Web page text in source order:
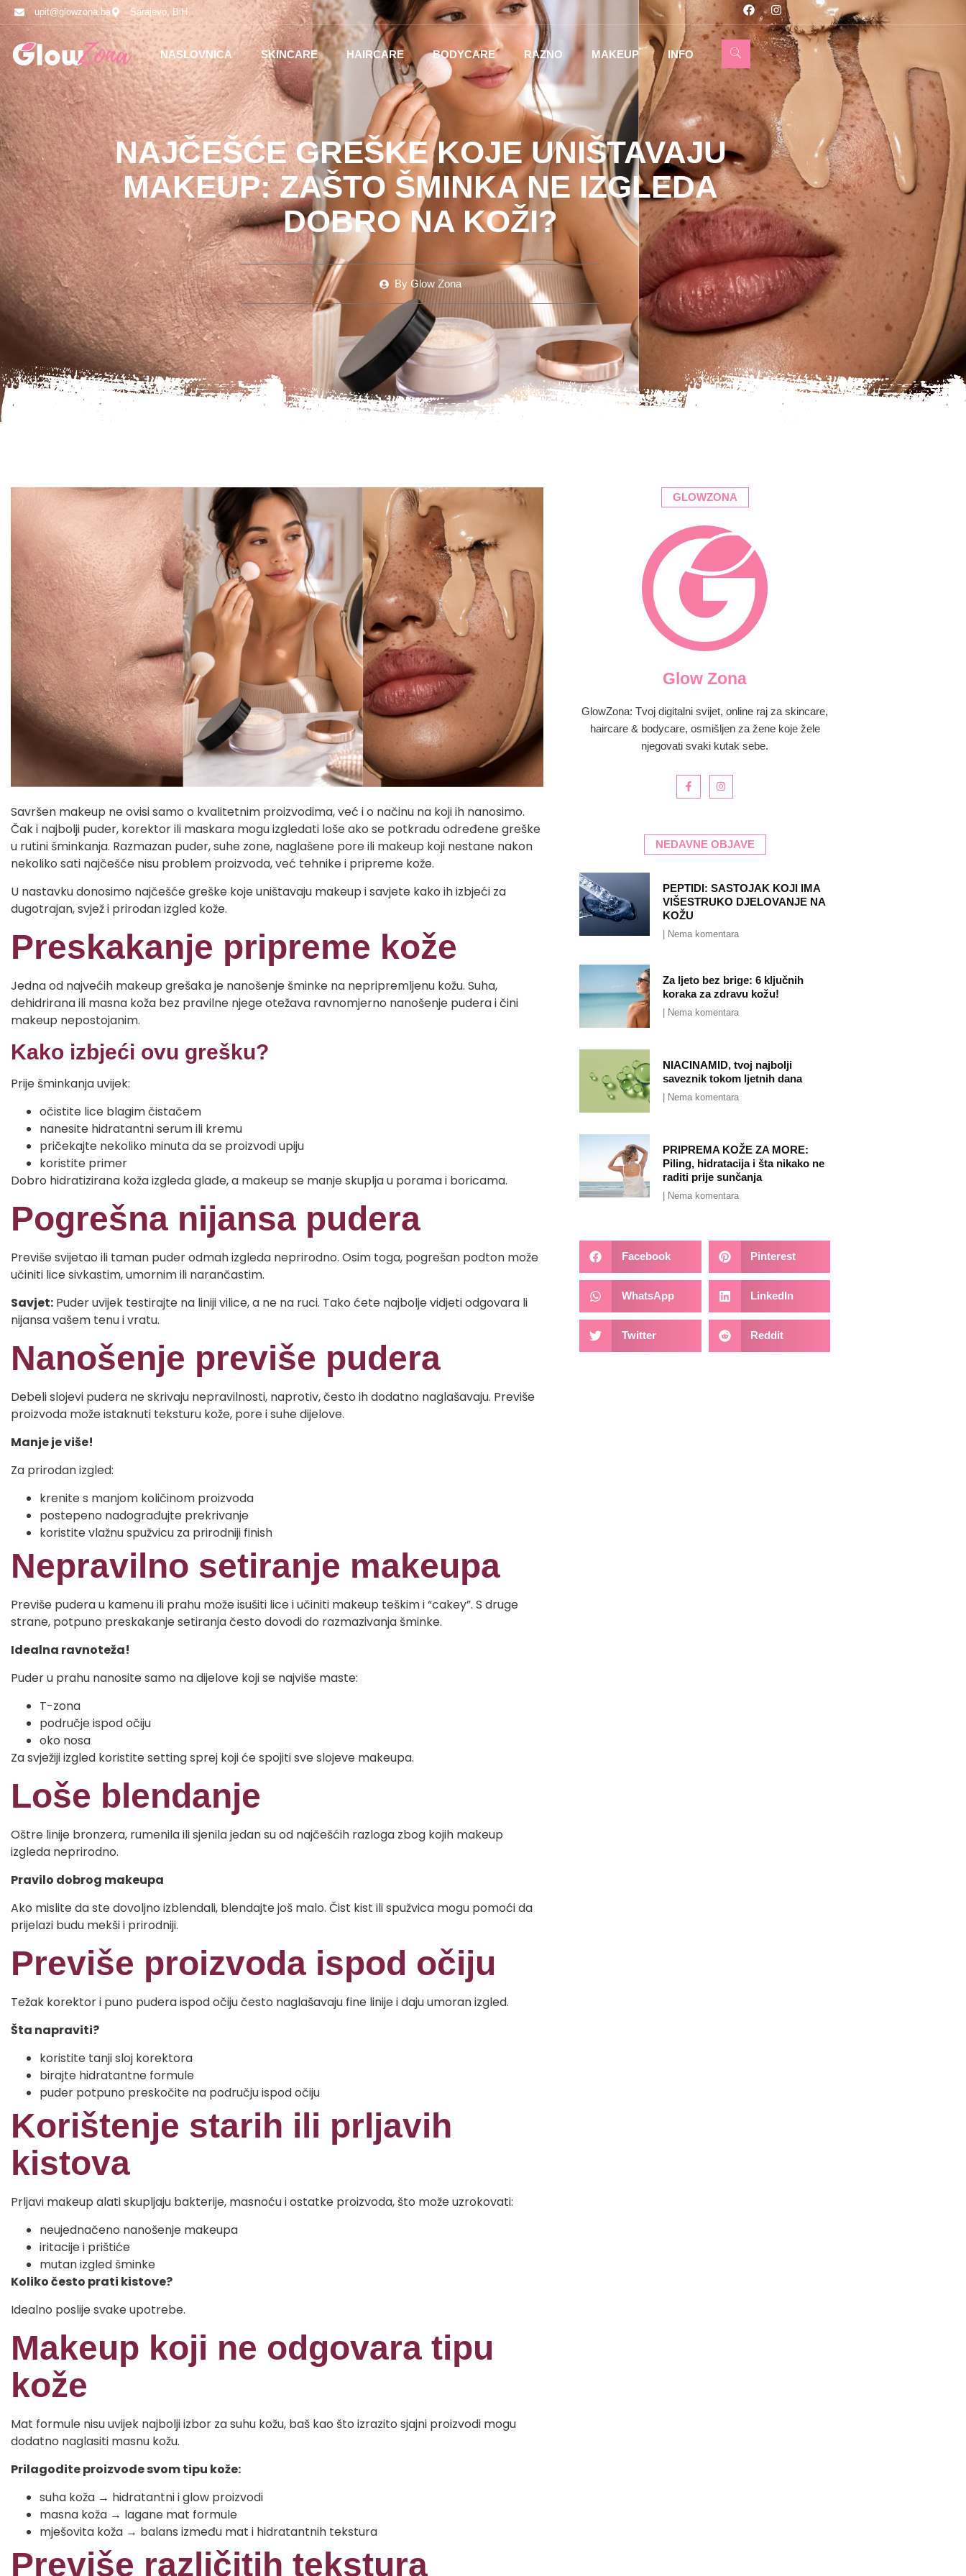
upit@glowzona.ba Sarajevo, BiH
NASLOVNICA SKINCARE HAIRCARE BODYCARE RAZNO MAKEUP INFO
NAJČEŠĆE GREŠKE KOJE UNIŠTAVAJU
MAKEUP: ZAŠTO ŠMINKA NE IZGLEDA
DOBRO NA KOŽI?
By Glow Zona
Savršen makeup ne ovisi samo o kvalitetnim proizvodima, već i o načinu na koji ih nanosimo.
Čak i najbolji puder, korektor ili maskara mogu izgledati loše ako se potkradu određene greške
u rutini šminkanja. Razmazan puder, suhe zone, naglašene pore ili makeup koji nestane nakon
nekoliko sati najčešće nisu problem proizvoda, već tehnike i pripreme kože.
U nastavku donosimo najčešće greške koje uništavaju makeup i savjete kako ih izbjeći za
dugotrajan, svjež i prirodan izgled kože.
Preskakanje pripreme kože
Jedna od najvećih makeup grešaka je nanošenje šminke na nepripremljenu kožu. Suha,
dehidrirana ili masna koža bez pravilne njege otežava ravnomjerno nanošenje pudera i čini
makeup nepostojanim.
Kako izbjeći ovu grešku?
Prije šminkanja uvijek:
očistite lice blagim čistačem
nanesite hidratantni serum ili kremu
pričekajte nekoliko minuta da se proizvodi upiju
koristite primer
Dobro hidratizirana koža izgleda glađe, a makeup se manje skuplja u porama i boricama.
Pogrešna nijansa pudera
Previše svijetao ili taman puder odmah izgleda neprirodno. Osim toga, pogrešan podton može
učiniti lice sivkastim, umornim ili narančastim.
Savjet: Puder uvijek testirajte na liniji vilice, a ne na ruci. Tako ćete najbolje vidjeti odgovara li
nijansa vašem tenu i vratu.
Nanošenje previše pudera
Debeli slojevi pudera ne skrivaju nepravilnosti, naprotiv, često ih dodatno naglašavaju. Previše
proizvoda može istaknuti teksturu kože, pore i suhe dijelove.
Manje je više!
Za prirodan izgled:
krenite s manjom količinom proizvoda
postepeno nadograđujte prekrivanje
koristite vlažnu spužvicu za prirodniji finish
Nepravilno setiranje makeupa
Previše pudera u kamenu ili prahu može isušiti lice i učiniti makeup teškim i “cakey”. S druge
strane, potpuno preskakanje setiranja često dovodi do razmazivanja šminke.
Idealna ravnoteža!
Puder u prahu nanosite samo na dijelove koji se najviše maste:
T-zona
područje ispod očiju
oko nosa
Za svježiji izgled koristite setting sprej koji će spojiti sve slojeve makeupa.
Loše blendanje
Oštre linije bronzera, rumenila ili sjenila jedan su od najčešćih razloga zbog kojih makeup
izgleda neprirodno.
Pravilo dobrog makeupa
Ako mislite da ste dovoljno izblendali, blendajte još malo. Čist kist ili spužvica mogu pomoći da
prijelazi budu mekši i prirodniji.
Previše proizvoda ispod očiju
Težak korektor i puno pudera ispod očiju često naglašavaju fine linije i daju umoran izgled.
Šta napraviti?
koristite tanji sloj korektora
birajte hidratantne formule
puder potpuno preskočite na području ispod očiju
Korištenje starih ili prljavih
kistova
Prljavi makeup alati skupljaju bakterije, masnoću i ostatke proizvoda, što može uzrokovati:
neujednačeno nanošenje makeupa
iritacije i prištiće
mutan izgled šminke
Koliko često prati kistove?
Idealno poslije svake upotrebe.
Makeup koji ne odgovara tipu
kože
Mat formule nisu uvijek najbolji izbor za suhu kožu, baš kao što izrazito sjajni proizvodi mogu
dodatno naglasiti masnu kožu.
Prilagodite proizvode svom tipu kože:
suha koža → hidratantni i glow proizvodi
masna koža → lagane mat formule
mješovita koža → balans između mat i hidratantnih tekstura
Previše različitih tekstura
GLOWZONA
Glow Zona
GlowZona: Tvoj digitalni svijet, online raj za skincare,
haircare & bodycare, osmišljen za žene koje žele
njegovati svaki kutak sebe.
NEDAVNE OBJAVE
PEPTIDI: SASTOJAK KOJI IMA
VIŠESTRUKO DJELOVANJE NA
KOŽU
Nema komentara
Za ljeto bez brige: 6 ključnih
koraka za zdravu kožu!
Nema komentara
NIACINAMID, tvoj najbolji
saveznik tokom ljetnih dana
Nema komentara
PRIPREMA KOŽE ZA MORE:
Piling, hidratacija i šta nikako ne
raditi prije sunčanja
Nema komentara
Facebook Pinterest
WhatsApp LinkedIn
Twitter Reddit